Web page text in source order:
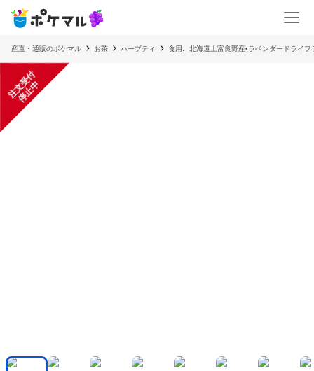
産直・通販のポケマル お茶 ハーブティ 食用♩北海道上富良野産•ラベンダードライ
注
文
受
付
停
止
中